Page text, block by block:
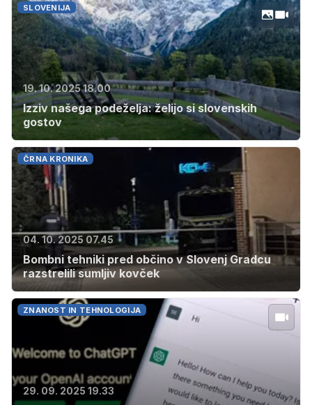
SLOVENIJA
19. 10. 2025 18.00
Izziv našega podeželja: želijo si slovenskih
gostov
ČRNA KRONIKA
04. 10. 2025 07.45
Bombni tehniki pred občino v Slovenj Gradcu
razstrelili sumljiv kovček
ZNANOST IN TEHNOLOGIJA
29. 09. 2025 19.33